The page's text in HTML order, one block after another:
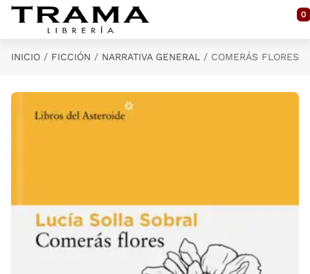
Saltar al contenido principal
0
INICIO FICCIÓN NARRATIVA GENERAL COMERÁS FLORES